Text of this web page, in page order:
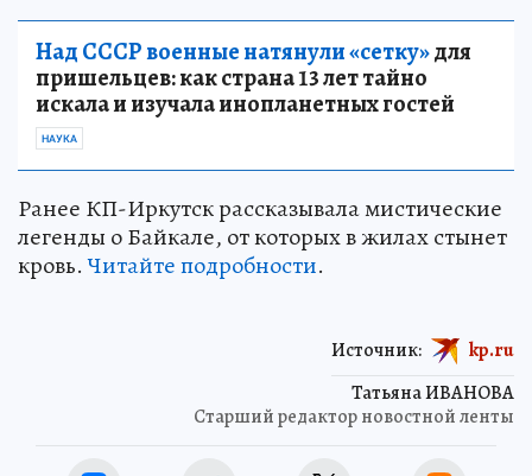
Над СССР военные натянули «сетку»для
пришельцев: как страна 13 лет тайно
искала и изучала инопланетных гостей
НАУКА
Ранее КП-Иркутск рассказывала мистические
легенды о Байкале, от которых в жилах стынет
кровь.Читайте подробности.
Татьяна ИВАНОВА
Старший редактор новостной ленты
Источник: kp.ru